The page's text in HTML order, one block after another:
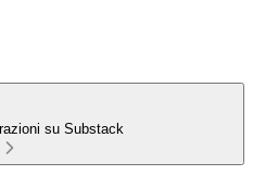
su Substack